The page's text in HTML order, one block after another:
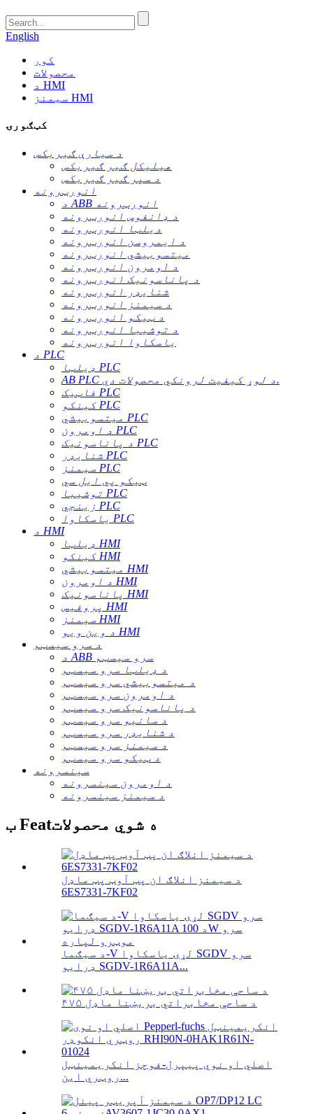
English
کور
محصولات
د HMI
سیمنز HMI
کټګورۍ
د سیارې ګیربکس
هیلیکل ګیر ګیربکس
د سپر ګیر ګیربکس
انورټرونه
د ABB انورټرونه
د ډانفوس انورټرونه
دیلټا انورټرونه
د ایمروسن انورټرونه
میتسوبیشي انورټرونه
د اومرون انورټرونه
د پاناسونیک انورټرونه
شنایډر انورټرونه
د سیمنز انورټرونه
د ټیکو انورټرونه
د توشیبا انورټرونه
یاسکاوا انورټرونه
د PLC
ډیلټا PLC
AB PLC د لوړ کیفیت لرونکي محصولات دي.
فاټیک PLC
کینکو PLC
میتسوبیشي PLC
د اومرون PLC
د پاناسونیک PLC
شنایډر PLC
سیمنز PLC
ټیکو پي ایل سي
توشیبا PLC
زینجي PLC
یاسکاوا PLC
د HMI
ډیلټا HMI
کینکو HMI
میتسوبیشي HMI
د اومرون HMI
پاناسونیک HMI
پروفیس HMI
سیمنز HMI
د وین ویو HMI
د سرو سیسټم
د ABB سرو سیسټم
د ډیلټا سرو سیسټم
د میتسوبیشي سرو سیسټم
د اومرون سرو سیسټم
د پاناسونیک سرو سیسټم
د سانیو سرو سیسټم
د شنایډر سرو سیسټم
د سیمنز سرو سیسټم
د ټیکو سرو سیسټم
سینسرونه
د اومرون سینسرونه
د سیمنز سینسرونه
ب Featه شوي محصولات
د سیمنز انلاګ ان پټ آوټ پټ ماډل
6ES7331-7KF02
د سیګما-V لړۍ یاسکاوا SGDV سرو
ډرایو SGDV-1R6A11A...
۴۷۵ د ساحې مخابراتي بریښنا ماډل
اصلي او نوي پیپرل-فوچز انکریمینټل
روټري این...